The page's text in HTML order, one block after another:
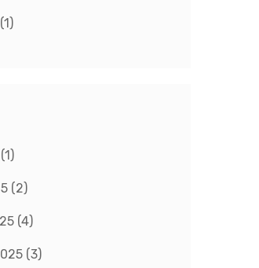
(1)
(1)
(2)
(4)
(3)